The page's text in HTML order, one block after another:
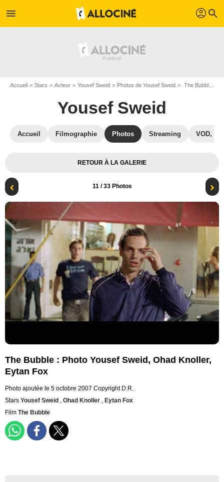
menu profil search
Accueil Stars Acteur Yousef Sweid Photos de Yousef Sweid The Bubble : Photo Yousef Sweid, Ohad Knoller, Eytan Fox
Yousef Sweid
Accueil Filmographie Photos Streaming VOD,
RETOUR À LA GALERIE
11/ 33 Photos
The Bubble : Photo Yousef Sweid, Ohad Knoller,
Eytan Fox
Photo ajoutée le 5 octobre 2007 Copyright D.R.
Stars Yousef Sweid , Ohad Knoller , Eytan Fox
Film The Bubble